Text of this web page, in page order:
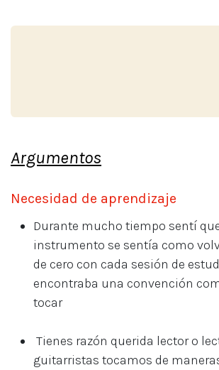
Argumentos
Necesidad de aprendizaje
Durante mucho tiempo sentí
instrumento se sentía como
de cero con cada sesión de
encontraba una convención
tocar
Tienes razón querida lector o
guitarristas tocamos de